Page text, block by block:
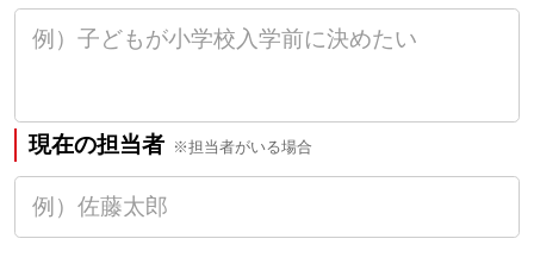
現在の担当者 ※担当者がいる場合